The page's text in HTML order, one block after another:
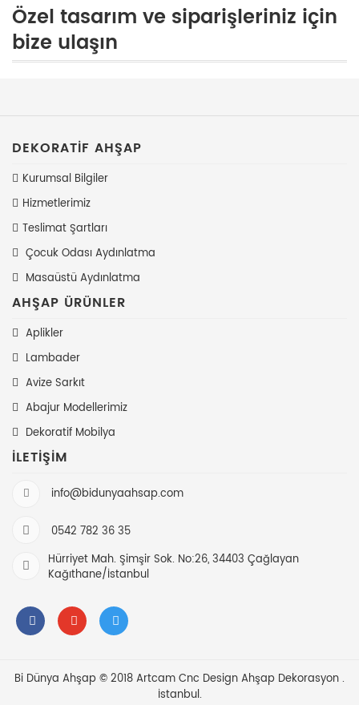
Özel tasarım ve siparişleriniz için
bize ulaşın
DEKORATIF AHŞAP
Kurumsal Bilgiler
Hizmetlerimiz
Teslimat Şartları
Çocuk Odası Aydınlatma
Masaüstü Aydınlatma
AHŞAP ÜRÜNLER
Aplikler
Lambader
Avize Sarkıt
Abajur Modellerimiz
Dekoratif Mobilya
İLETIŞIM
info@bidunyaahsap.com
0542 782 36 35
Hürriyet Mah. Şimşir Sok. No:26, 34403 Çağlayan
Kağıthane/İstanbul
Bi Dünya Ahşap © 2018 Artcam Cnc DesignAhşap Dekorasyon.
İstanbul.